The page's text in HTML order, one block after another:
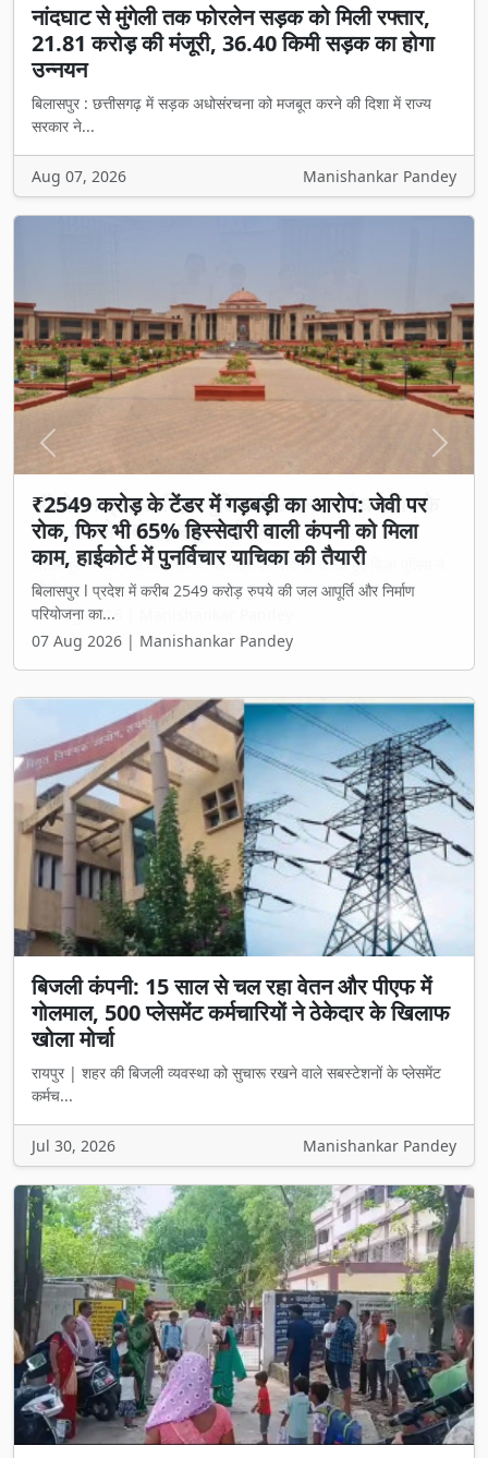
नांदघाट से मुंगेली तक फोरलेन सड़क को मिली रफ्तार,
21.81 करोड़ की मंजूरी, 36.40 किमी सड़क का होगा
उन्नयन
बिलासपुर : छत्तीसगढ़ में सड़क अधोसंरचना को मजबूत करने की दिशा में राज्य
सरकार ने...
Aug 07, 2026 Manishankar Pandey
₹2549 करोड़ के टेंडर में गड़बड़ी का आरोप: जेवी पर
रोक, फिर भी 65% हिस्सेदारी वाली कंपनी को मिला
काम, हाईकोर्ट में पुनर्विचार याचिका की तैयारी
बिलासपुर l प्रदेश में करीब 2549 करोड़ रुपये की जल आपूर्ति और निर्माण
परियोजना का...
07 Aug 2026 | Manishankar Pandey
Previous Next
बिजली कंपनी: 15 साल से चल रहा वेतन और पीएफ में
गोलमाल, 500 प्लेसमेंट कर्मचारियों ने ठेकेदार के खिलाफ
खोला मोर्चा
रायपुर | शहर की बिजली व्यवस्था को सुचारू रखने वाले सबस्टेशनों के प्लेसमेंट
कर्मच...
Jul 30, 2026 Manishankar Pandey